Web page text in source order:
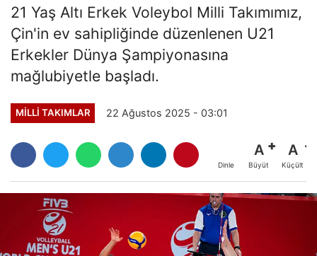
21 Yaş Altı Erkek Voleybol Milli Takımımız,
Çin'in ev sahipliğinde düzenlenen U21
Erkekler Dünya Şampiyonasına
mağlubiyetle başladı.
MILLI TAKIMLAR 22 Ağustos 2025 - 03:01
Dinle
A
Büyüt
A
Küçült